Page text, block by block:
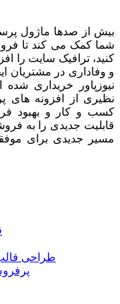
بیش از صدها ماژول
شما کمک می کند تا
کنید، ترافیک سایت را
و وفاداری در مشتریان
نیوزپاور خریداری
نظیری از افزونه های
کسب و کار و بهبود
قابلیت جدیدی را به
مسیر جدیدی برای
طراحی